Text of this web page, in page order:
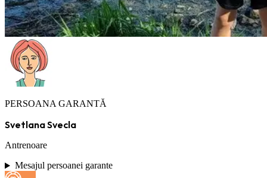
PERSOANA GARANTĂ
Svetlana Svecla
Antrenoare
Mesajul persoanei garante